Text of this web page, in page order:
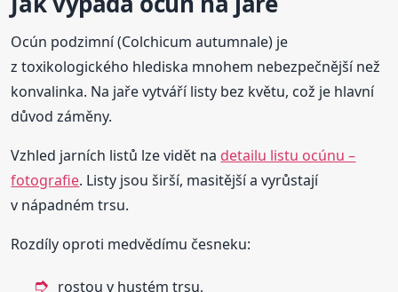
Ocún podzimní (Colchicum autumnale) je
z toxikologického hlediska mnohem nebezpečnější než
konvalinka. Na jaře vytváří listy bez květu, což je hlavní
důvod záměny.
Vzhled jarních listů lze vidět na detailu listu ocúnu –
fotografie. Listy jsou širší, masitější a vyrůstají
v nápadném trsu.
Rozdíly oproti medvědímu česneku:
rostou v hustém trsu,